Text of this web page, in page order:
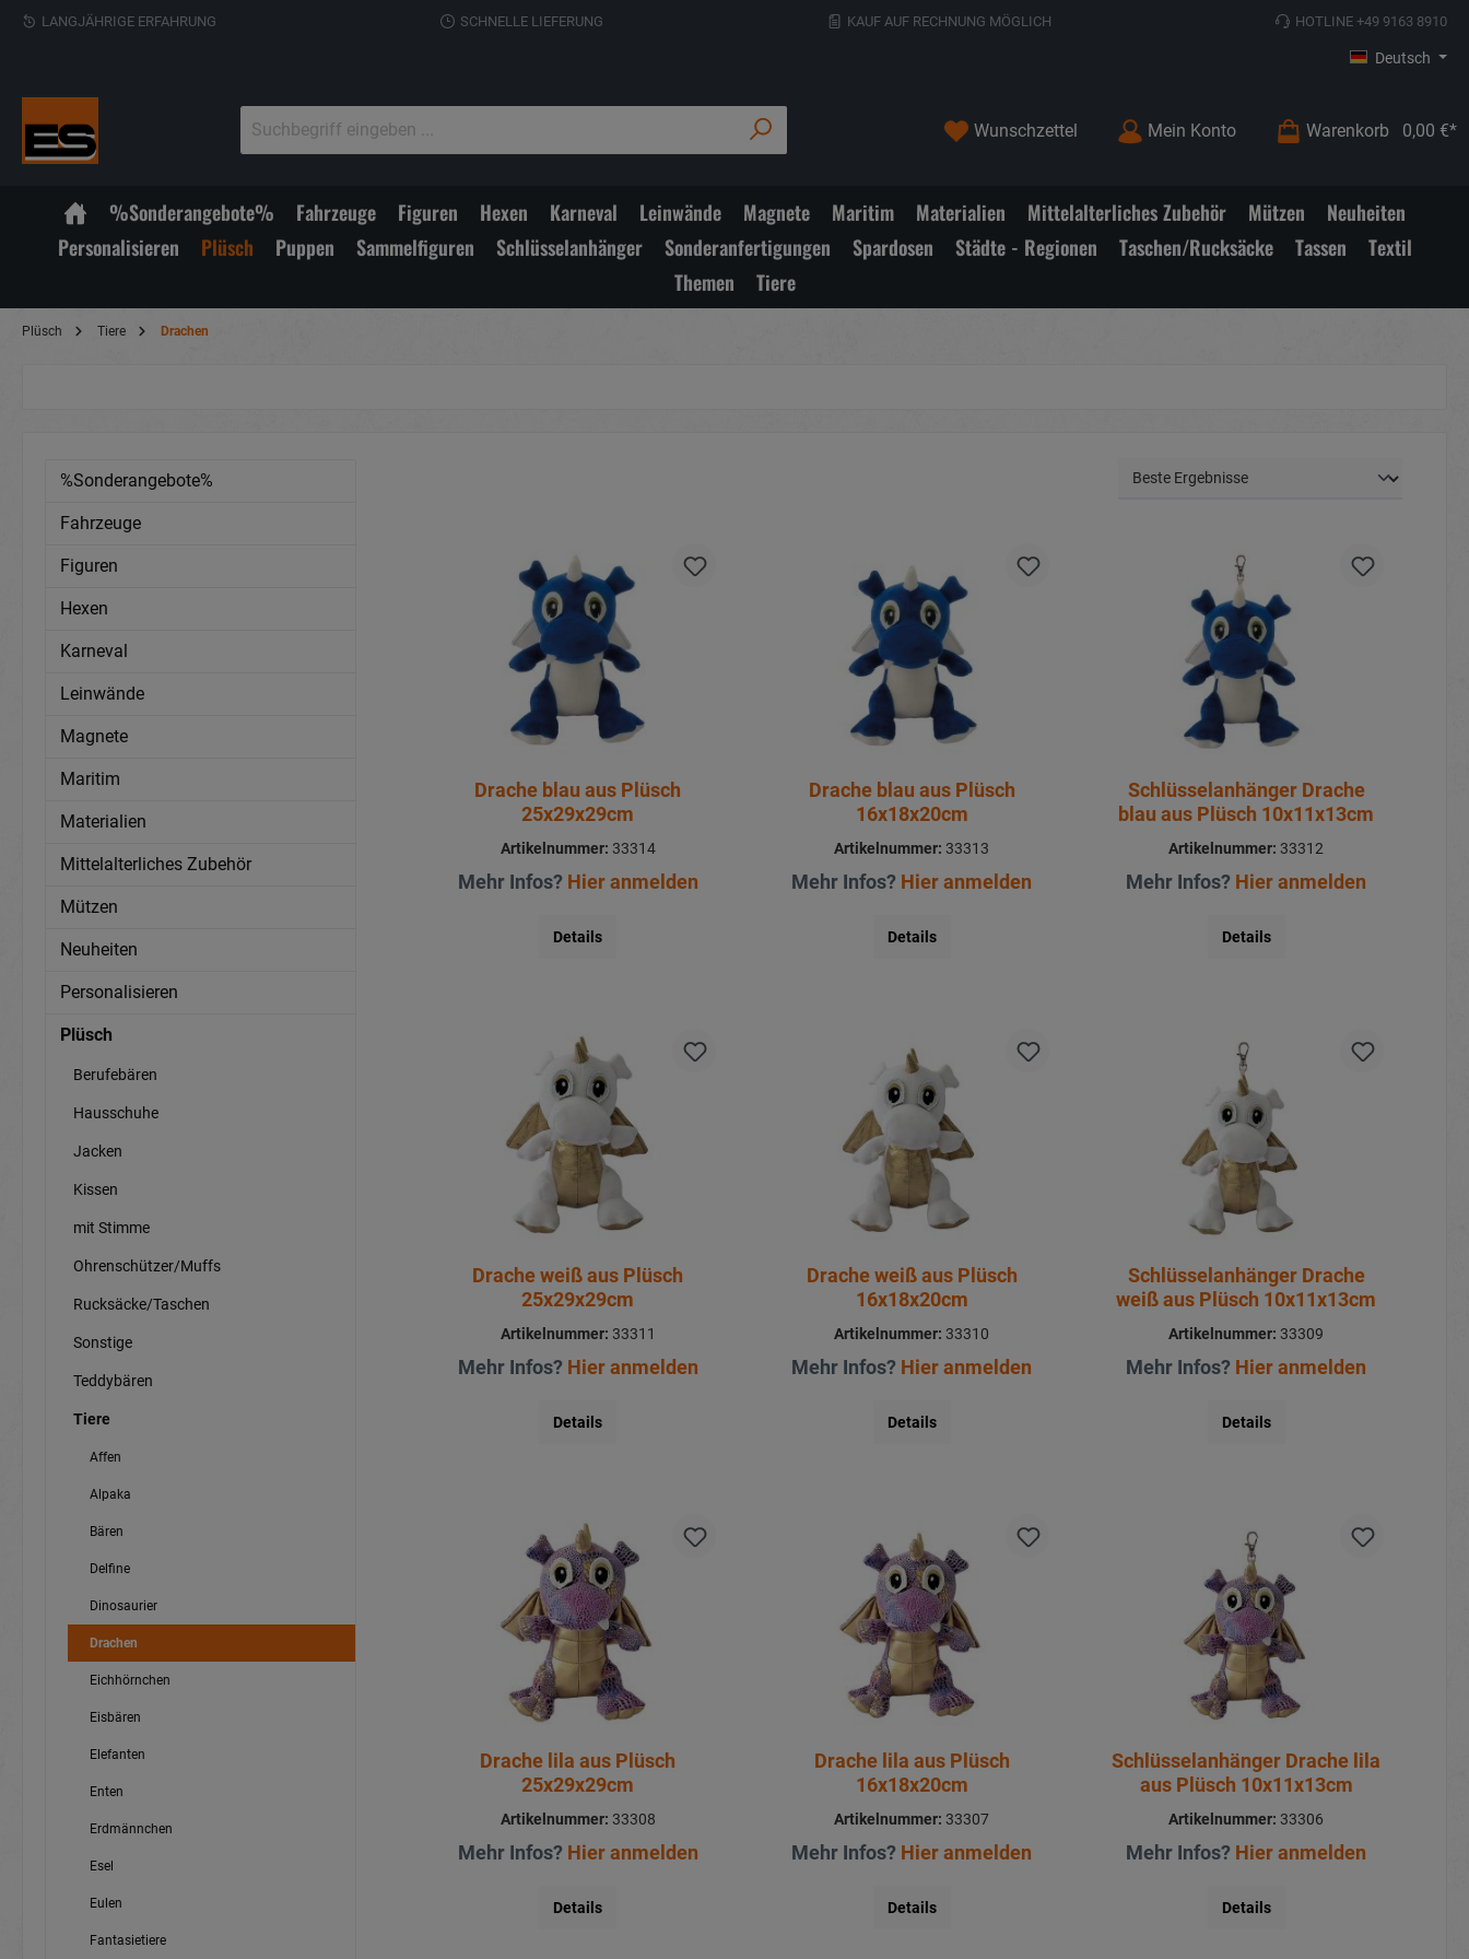
LANGJÄHRIGE ERFAHRUNG SCHNELLE LIEFERUNG KAUF AUF RECHNUNG MÖGLICH HOTLINE +49 9163 8910
Deutsch
Wunschzettel Mein Konto Warenkorb 0,00 €*
%Sonderangebote% Fahrzeuge Figuren Hexen Karneval Leinwände Magnete Maritim Materialien Mittelalterliches Zubehör Mützen
Neuheiten
Personalisieren
Plüsch Puppen Sammelfiguren Schlüsselanhänger Sonderanfertigungen Spardosen Städte - Regionen Taschen/Rucksäcke Tassen
Textil
Themen
Tiere
Plüsch Tiere Drachen
%Sonderangebote%
Fahrzeuge
Figuren
Hexen
Karneval
Leinwände
Magnete
Maritim
Materialien
Mittelalterliches Zubehör
Mützen
Neuheiten
Personalisieren
Plüsch
Berufebären
Hausschuhe
Jacken
Kissen
mit Stimme
Ohrenschützer/Muffs
Rucksäcke/Taschen
Sonstige
Teddybären
Tiere
Affen
Alpaka
Bären
Delfine
Dinosaurier
Drachen
Eichhörnchen
Eisbären
Elefanten
Enten
Erdmännchen
Esel
Eulen
Fantasietiere
Drache blau aus Plüsch
25x29x29cm
Artikelnummer: 33314
Mehr Infos? Hier anmelden
Details
Drache blau aus Plüsch
16x18x20cm
Artikelnummer: 33313
Mehr Infos? Hier anmelden
Details
Schlüsselanhänger Drache
blau aus Plüsch 10x11x13cm
Artikelnummer: 33312
Mehr Infos? Hier anmelden
Details
Drache weiß aus Plüsch
25x29x29cm
Artikelnummer: 33311
Mehr Infos? Hier anmelden
Details
Drache weiß aus Plüsch
16x18x20cm
Artikelnummer: 33310
Mehr Infos? Hier anmelden
Details
Schlüsselanhänger Drache
weiß aus Plüsch 10x11x13cm
Artikelnummer: 33309
Mehr Infos? Hier anmelden
Details
Drache lila aus Plüsch
25x29x29cm
Artikelnummer: 33308
Mehr Infos? Hier anmelden
Details
Drache lila aus Plüsch
16x18x20cm
Artikelnummer: 33307
Mehr Infos? Hier anmelden
Details
Schlüsselanhänger Drache lila
aus Plüsch 10x11x13cm
Artikelnummer: 33306
Mehr Infos? Hier anmelden
Details